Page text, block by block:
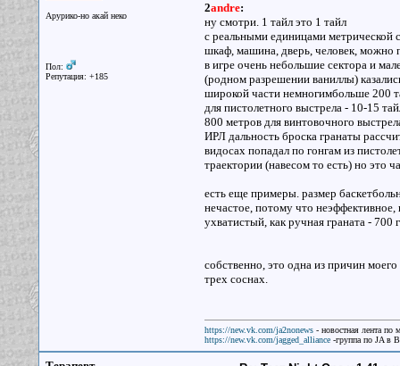
Арурико-но акай неко
Пол:
Репутация: +185
2andre:
ну смотри. 1 тайл это 1 тайл
с реальными единицами
шкаф, машина, дверь, человек, можно
в игре очень небольшие сектора и
(родном разрешении ваниллы)
широкой части немногимбольше 200
для пистолетного выстрела - 10-15
800 метров для винтовочного
ИРЛ дальность броска гранаты
видосах попадал по гонгам из
траектории (навесом то есть) но это
есть еще примеры. размер
нечастое, потому что
ухватистый, как ручная граната -
собственно, это одна из причин
трех соснах.
https://new.vk.com/ja2nonews- новостная лента по
https://new.vk.com/jagged_alliance-группа по JA в